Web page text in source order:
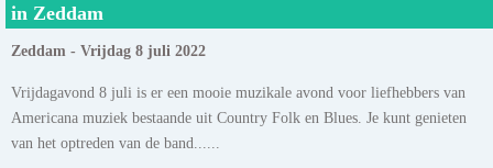
in Zeddam
Zeddam - Vrijdag 8 juli 2022
Vrijdagavond 8 juli is er een mooie muzikale avond voor liefhebbers van
Americana muziek bestaande uit Country Folk en Blues. Je kunt genieten
van het optreden van de band......